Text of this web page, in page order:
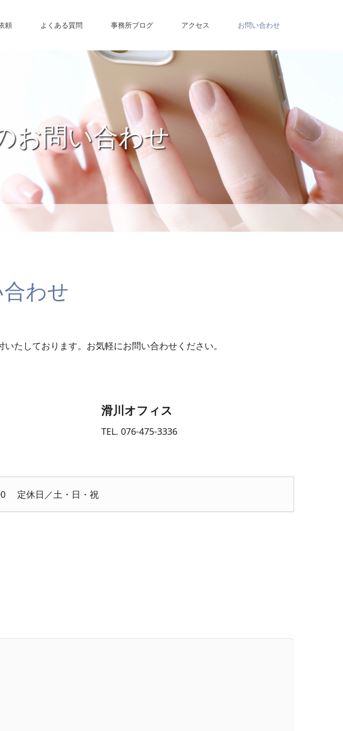
頼 よくある質問 事務所ブログ アクセス お問い合わせ
お問い合わせ
わせ
たしております。お気軽にお問い合わせください。
滑川オフィス
TEL. 076-475-3336
定休日／土・日・祝